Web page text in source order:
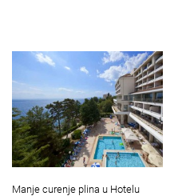
Manje curenje plina u Hotelu